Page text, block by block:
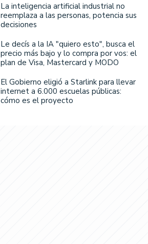
La inteligencia artificial industrial no
reemplaza a las personas, potencia sus
decisiones
Le decís a la IA "quiero esto", busca el
precio más bajo y lo compra por vos: el
plan de Visa, Mastercard y MODO
El Gobierno eligió a Starlink para llevar
internet a 6.000 escuelas públicas:
cómo es el proyecto